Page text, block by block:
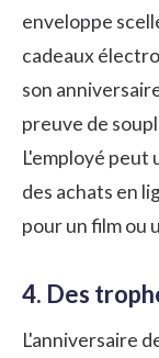
enveloppe
cadeaux
son
preuve de
L'employé
des achats en
pour un film ou
4. Des
L'anniversaire